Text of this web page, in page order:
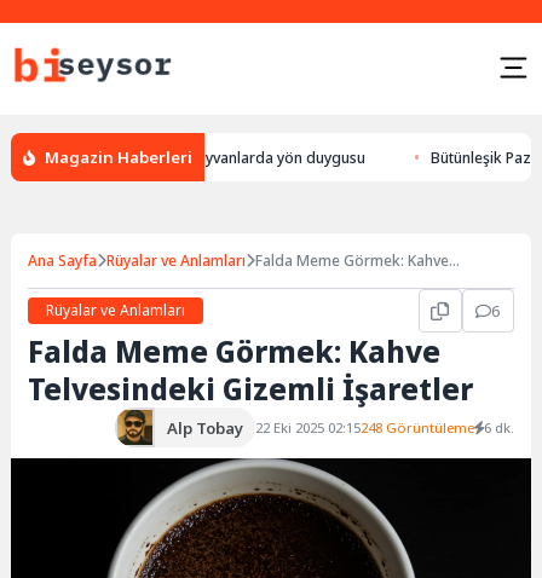
Magazin Haberleri
leylek yön bulması, hayvanlarda yön duygusu Bütünleşik
Ana Sayfa Rüyalar ve Anlamları Falda Meme Görmek: Kahve
Rüyalar ve Anlamları
6
Falda Meme Görmek: Kahve
Telvesindeki Gizemli İşaretler
Alp Tobay 22 Eki 2025 02:15248 Görüntüleme 6 dk.